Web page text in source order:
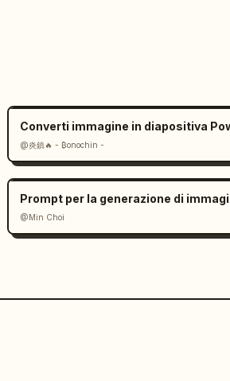
@炎鎮🔥 - ₿onochin -
@Min Choi